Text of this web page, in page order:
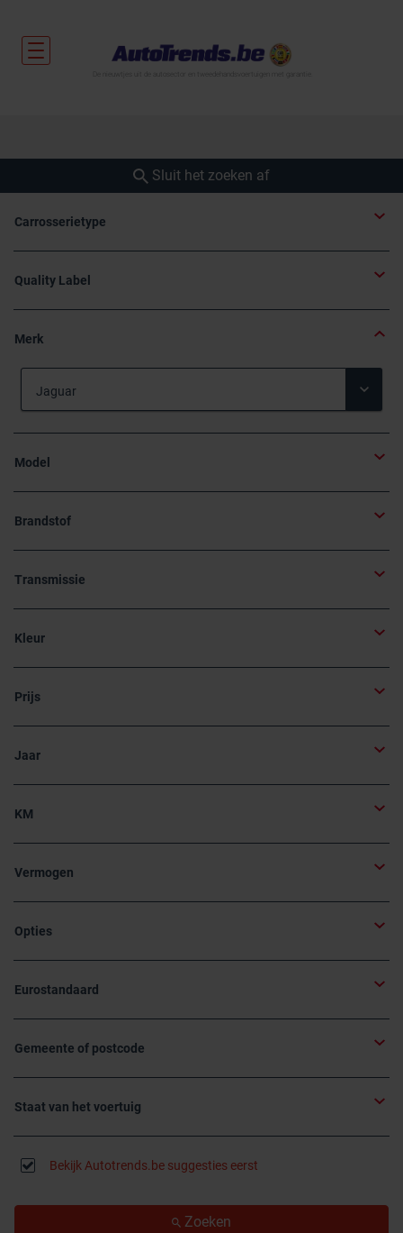
Sluit het zoeken af
Carrosserietype
Quality Label
Merk
Model
Brandstof
Transmissie
Kleur
Prijs
Jaar
KM
Vermogen
Opties
Eurostandaard
Gemeente of postcode
Staat van het voertuig
Bekijk Autotrends.be suggesties eerst
Zoeken